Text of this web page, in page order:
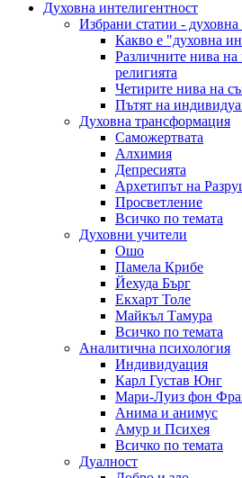
Духовна интелигентност
Избрани статии - духовна
Какво е "духовна
Различните нива
религията
Четирите нива на
Пътят на
Духовна трансформация
Саможертвата
Алхимия
Депресията
Архетипът на
Просветление
Всичко по темата
Духовни учители
Ошо
Памела Крибе
Йехуда Бърг
Екхарт Толе
Майкъл Тамура
Всичко по темата
Аналитична психология
Индивидуация
Карл Густав Юнг
Мари-Луиз фон
Анима и анимус
Амур и Психея
Всичко по темата
Дуалност